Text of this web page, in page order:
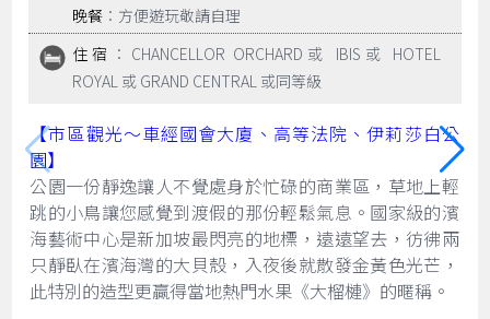
晚餐 ：方便遊玩敬請自理
住宿 ：CHANCELLOR ORCHARD或 IBIS或 HOTEL
ROYAL 或 GRAND CENTRAL 或同等級
【市區觀光～車經國會大廈、高等法院、伊莉莎白公
園】
公園一份靜逸讓人不覺處身於忙碌的商業區，草地上輕
跳的小鳥讓您感覺到渡假的那份輕鬆氣息。國家級的濱
海藝術中心是新加坡最閃亮的地標，遠遠望去，彷彿兩
只靜臥在濱海灣的大貝殼，入夜後就散發金黃色光芒，
此特別的造型更贏得當地熱門水果《大榴槤》的暱稱。